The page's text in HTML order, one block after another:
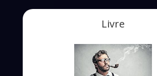
Livre